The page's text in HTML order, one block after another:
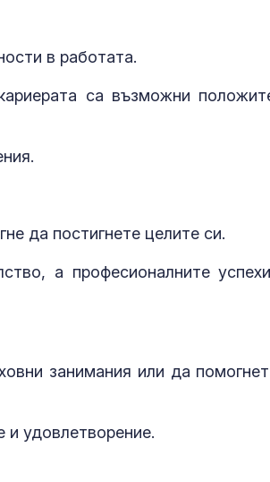
в работата.
са възможни
да постигнете целите си.
а професионалните
занимания или да
и удовлетворение.